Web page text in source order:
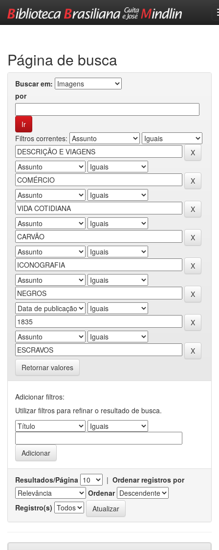
Página de busca
Buscar em:
por
Filtros correntes:
Retornar valores
Adicionar filtros:
Utilizar filtros para refinar o resultado de busca.
Resultados/Página | Ordenar registros por
Ordenar
Registro(s)